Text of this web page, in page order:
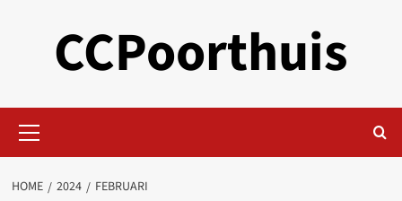
CCPoorthuis
Menu
HOME 2024 FEBRUARI